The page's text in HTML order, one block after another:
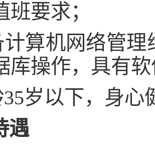
要求；
计算机网络管
库操作，具有
35岁以下，身
遇